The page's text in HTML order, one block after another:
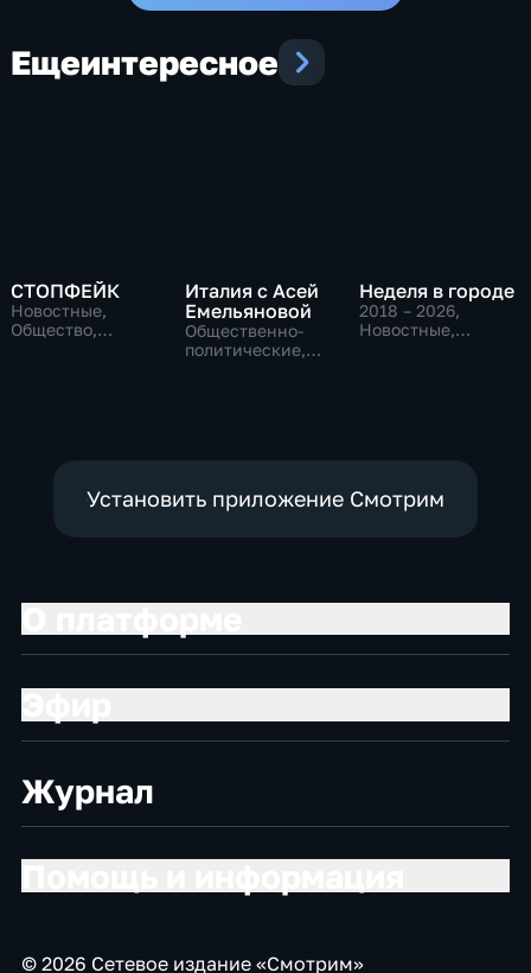
Ещеинтересное
СТОПФЕЙК
Новостные,
Общество,
Италия с Асей
Емельяновой
Общественно-
политические,
Неделя в городе
2018 – 2026,
Новостные,
Установить приложение Смотрим
Журнал
© 2026 Сетевое издание «Смотрим»